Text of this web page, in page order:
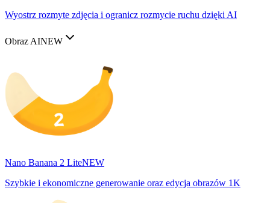
Wyostrz rozmyte zdjęcia i ogranicz rozmycie ruchu dzięki AI
Obraz AINEW
Nano Banana 2 LiteNEW
Szybkie i ekonomiczne generowanie oraz edycja obrazów 1K